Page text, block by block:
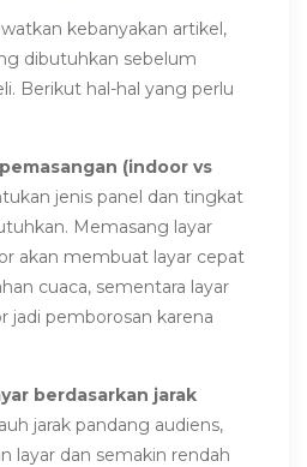
kebanyakan artikel,
dibutuhkan sebelum
Berikut hal-hal yang perlu
(indoor vs
jenis panel dan tingkat
Memasang layar
akan membuat layar cepat
cuaca, sementara layar
jadi pemborosan karena
berdasarkan jarak
jarak pandang audiens,
layar dan semakin rendah